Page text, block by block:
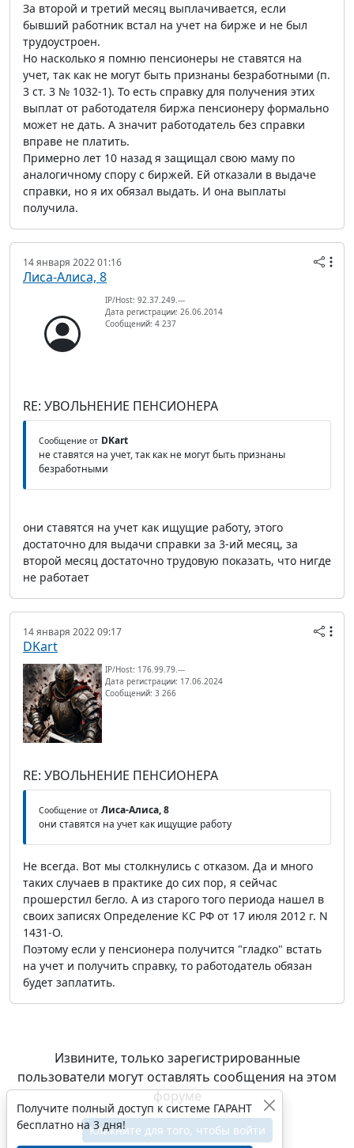
За второй и третий месяц выплачивается, если
бывший работник встал на учет на бирже и не был
трудоустроен.
Но насколько я помню пенсионеры не ставятся на
учет, так как не могут быть признаны безработными (п.
3 ст. 3 № 1032-1). То есть справку для получения этих
выплат от работодателя биржа пенсионеру формально
может не дать. А значит работодатель без справки
вправе не платить.
Примерно лет 10 назад я защищал свою маму по
аналогичному спору с биржей. Ей отказали в выдаче
справки, но я их обязал выдать. И она выплаты
получила.
14 января 2022 01:16
Лиса-Алиса, 8
IP/Host: 92.37.249.---
Дата регистрации: 26.06.2014
Сообщений: 4 237
RE: УВОЛЬНЕНИЕ ПЕНСИОНЕРА
Сообщение от DKart
не ставятся на учет, так как не могут быть признаны
безработными
они ставятся на учет как ищущие работу, этого
достаточно для выдачи справки за 3-ий месяц, за
второй месяц достаточно трудовую показать, что нигде
не работает
14 января 2022 09:17
DKart
IP/Host: 176.99.79.---
Дата регистрации: 17.06.2024
Сообщений: 3 266
RE: УВОЛЬНЕНИЕ ПЕНСИОНЕРА
Сообщение от Лиса-Алиса, 8
они ставятся на учет как ищущие работу
Не всегда. Вот мы столкнулись с отказом. Да и много
таких случаев в практике до сих пор, я сейчас
прошерстил бегло. А из старого того периода нашел в
своих записях Определение КС РФ от 17 июля 2012 г. N
1431-О.
Поэтому если у пенсионера получится "гладко" встать
на учет и получить справку, то работодатель обязан
будет заплатить.
Извините, только зарегистрированные
пользователи могут оставлять сообщения на этом
форуме
Кликните для того, чтобы войти
Получите полный доступ к системе ГАРАНТ
бесплатно на 3 дня!